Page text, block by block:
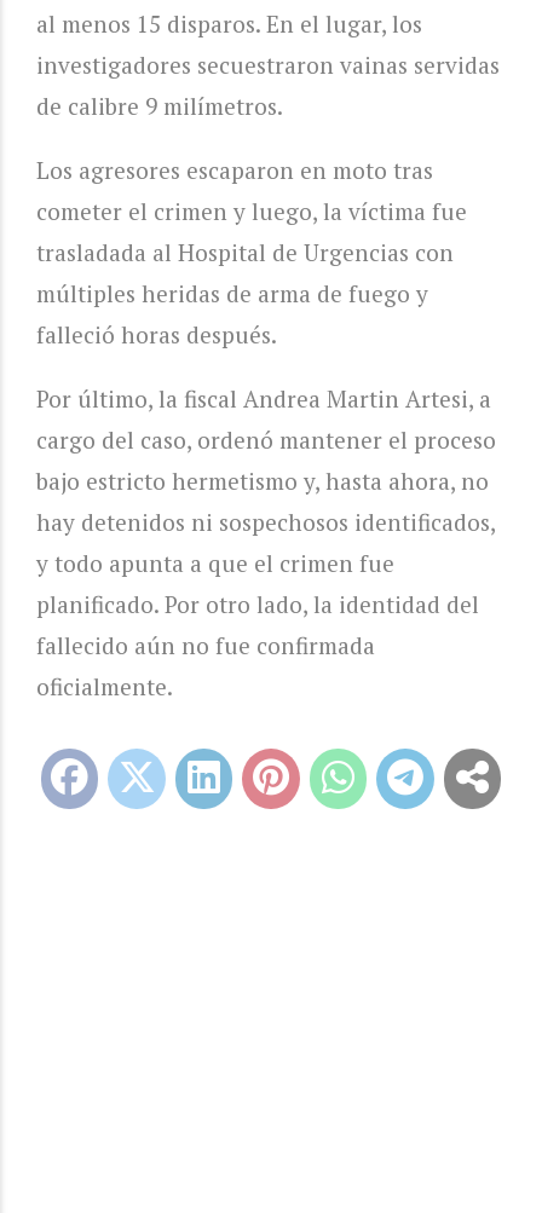
al menos 15 disparos. En el lugar, los
investigadores secuestraron vainas servidas
de calibre 9 milímetros.
Los agresores escaparon en moto tras
cometer el crimen y luego, la víctima fue
trasladada al Hospital de Urgencias con
múltiples heridas de arma de fuego y
falleció horas después.
Por último, la fiscal Andrea Martin Artesi, a
cargo del caso, ordenó mantener el proceso
bajo estricto hermetismo y, hasta ahora, no
hay detenidos ni sospechosos identificados,
y todo apunta a que el crimen fue
planificado. Por otro lado, la identidad del
fallecido aún no fue confirmada
oficialmente.